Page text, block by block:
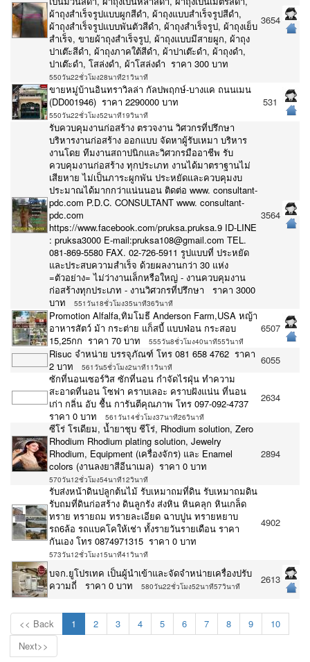
ผ้าถุงสำเร็จรูปแบบผูกสีดำ, ผ้าถุงแบบสำเร็จรูปสีดำ,
ผ้าถุงสำเร็จรูปแบบพันตัวสีดำ, ผ้าถุงสำเร็จรูป, ผ้าถุงเย็บ
สำเร็จ, ขายผ้าถุงสำเร็จรูป, ผ้าถุงแบบมีสายผูก, ผ้าถุง
ปาเต๊ะสีดำ, ผ้าถุงภาคใต้สีดำ, ผ้าปาเต๊ะดำ, ผ้าถุงดำ,
ปาเต๊ะดำ, โสล่งดำ, ผ้าโสล่งดำ ราคา 300 บาท
550วัน22ชั่วโมง28นาที21วินาที
3654
ขายหมู่บ้านอินทราวิลล่า กัลปพฤกษ์-บางแค ถนนเมน
(DD001946) ราคา 2290000 บาท
550วัน22ชั่วโมง52นาที19วินาที
531
รับควบคุมงานก่อสร้าง ตรวจงาน วิศวกรที่ปรึกษา
บริหารงานก่อสร้าง ออกแบบ จัดหาผู้รับเหมา บริหาร
งานโดย ทีมงานสถาปนิกและวิศวกรมืออาชีพ รับ
ควบคุมงานก่อสร้าง ทุกประเภท งานได้มาตราฐานไม่
เสียหาย ไม่เป็นภาระผูกพัน ประหยัดและควบคุมงบ
ประมาณได้มากกว่าแน่นนอน ติดต่อ www. consultant-
pdc.com P.D.C. CONSULTANT www. consultant-
pdc.com
https://www.facebook.com/pruksa.pruksa.9 ID-LINE
: pruksa3000 E-mail:pruksa108@gmail.com TEL.
081-869-5580 FAX. 02-726-5911 รูปแบบที่ ประหยัด
และประสบความสำเร็จ ด้วยผลงานกว่า 30 แห่ง
=ตัวอย่าง= ไม่ว่างานเล็กหรือใหญ่ - งานควบคุมงาน
ก่อสร้างทุกประเภท - งานวิศวกรที่ปรึกษา ราคา 3000
บาท
551วัน18ชั่วโมง35นาที36วินาที
3564
Promotion Alfalfa,ทิมโมธี Anderson Farm,USA หญ้า
อาหารสัตว์ ม้า กระต่าย แก็สบี้ แบบฟ่อน กระสอบ
15,25กก ราคา 70 บาท
555วัน8ชั่วโมง40นาที55วินาที
6507
Risuc จำหน่าย บรรจุภัณฑ์ โทร 081 658 4762 ราคา
2 บาท
561วัน5ชั่วโมง2นาที11วินาที
6055
ซักที่นอนเซอร์วิส ซักที่นอน กำจัดไรฝุ่น ทำความ
สะอาดที่นอน โซฟา คราบเลอะ คราบฝังแน่น‎ ที่นอน
เก่า กลิ่น อับ ชื้น การันตีคุณภาพ โทร 097-092-4737
ราคา 0 บาท
561วัน14ชั่วโมง37นาที26วินาที
2634
ซีโร่ โรเดียม, น้ำยาชุบ ชีโร่, Rhodium solution, Zero
Rhodium Rhodium plating solution, Jewelry
Rhodium, Equipment (เครื่องจักร) และ Enamel
colors (งานลงยาสีอีนาเมล) ราคา 0 บาท
570วัน12ชั่วโมง54นาที12วินาที
2894
รับส่งหน้าดินปลูกต้นไม้ รับเหมาถมที่ดิน รับเหมาถมดิน
รับถมที่ดินก่อสร้าง ดินลูกรัง ส่งหิน หินคลุก หินเกล็ด
ทราย ทรายถม ทรายละเอียด ฉาบปูน ทรายหยาบ
รถ6ล้อ รถแบคโคให้เช่า ทั้งรายวันรายเดือน ราคา
กันเอง โทร 0874971315 ราคา 0 บาท
573วัน12ชั่วโมง15นาที41วินาที
4902
บจก.ยูโปรเทค เป็นผู้นำเข้าและจัดจำหน่ายเครื่องปรับ
ความถี่ ราคา 0 บาท
580วัน22ชั่วโมง52นาที57วินาที
2613
<< Back 1 2 3 4 5 6 7 8 9
10
Next>>